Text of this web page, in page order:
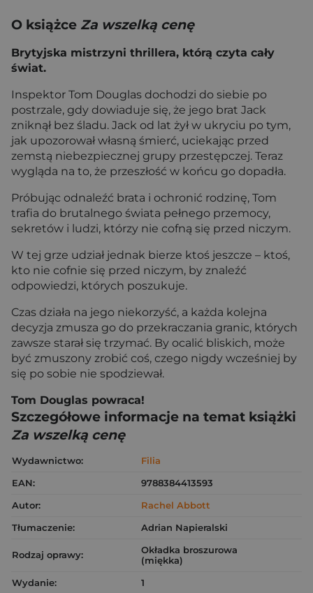
O książce Za wszelką cenę
Brytyjska mistrzyni thrillera, którą czyta cały
świat.
Inspektor Tom Douglas dochodzi do siebie po
postrzale, gdy dowiaduje się, że jego brat Jack
zniknął bez śladu. Jack od lat żył w ukryciu po tym,
jak upozorował własną śmierć, uciekając przed
zemstą niebezpiecznej grupy przestępczej. Teraz
wygląda na to, że przeszłość w końcu go dopadła.
Próbując odnaleźć brata i ochronić rodzinę, Tom
trafia do brutalnego świata pełnego przemocy,
sekretów i ludzi, którzy nie cofną się przed niczym.
W tej grze udział jednak bierze ktoś jeszcze – ktoś,
kto nie cofnie się przed niczym, by znaleźć
odpowiedzi, których poszukuje.
Czas działa na jego niekorzyść, a każda kolejna
decyzja zmusza go do przekraczania granic, których
zawsze starał się trzymać. By ocalić bliskich, może
być zmuszony zrobić coś, czego nigdy wcześniej by
się po sobie nie spodziewał.
Tom Douglas powraca!
Szczegółowe informacje na temat książki
Za wszelką cenę
Wydawnictwo:
Filia
EAN:
9788384413593
Autor:
Rachel Abbott
Tłumaczenie:
Adrian Napieralski
Rodzaj oprawy:
Okładka broszurowa
(miękka)
Wydanie:
1